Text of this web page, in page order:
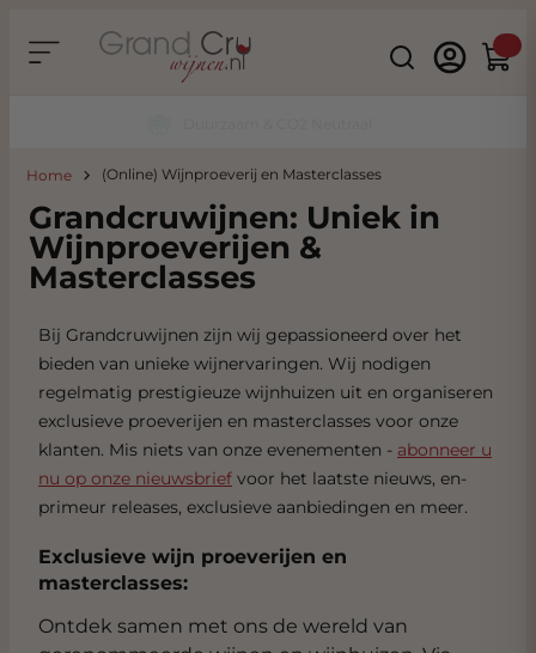
Search
Home (Online) Wijnproeverij en Masterclasses
Grandcruwijnen: Uniek in
Wijnproeverijen &
Masterclasses
Bij Grandcruwijnen zijn wij gepassioneerd over het
bieden van unieke wijnervaringen. Wij nodigen
regelmatig prestigieuze wijnhuizen uit en organiseren
exclusieve proeverijen en masterclasses voor onze
klanten. Mis niets van onze evenementen - abonneer u
nu op onze nieuwsbrief voor het laatste nieuws, en-
primeur releases, exclusieve aanbiedingen en meer.
Exclusieve wijn proeverijen en
masterclasses:
Ontdek samen met ons de wereld van